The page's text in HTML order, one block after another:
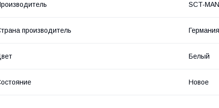
SCT-
производитель Германия
Белый
Новое